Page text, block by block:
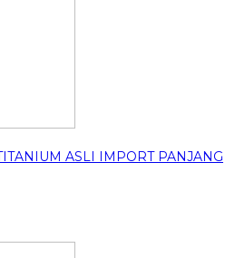
ASLI IMPORT PANJANG